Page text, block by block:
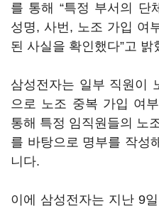
를 통해 “특정 부서의 단
성명, 사번, 노조 가입 여
된 사실을 확인했다”고 밝
삼성전자는 일부 직원이
으로 노조 중복 가입 여
통해 특정 임직원들의 노
를 바탕으로 명부를 작성
니다.
이에 삼성전자는 지난 9